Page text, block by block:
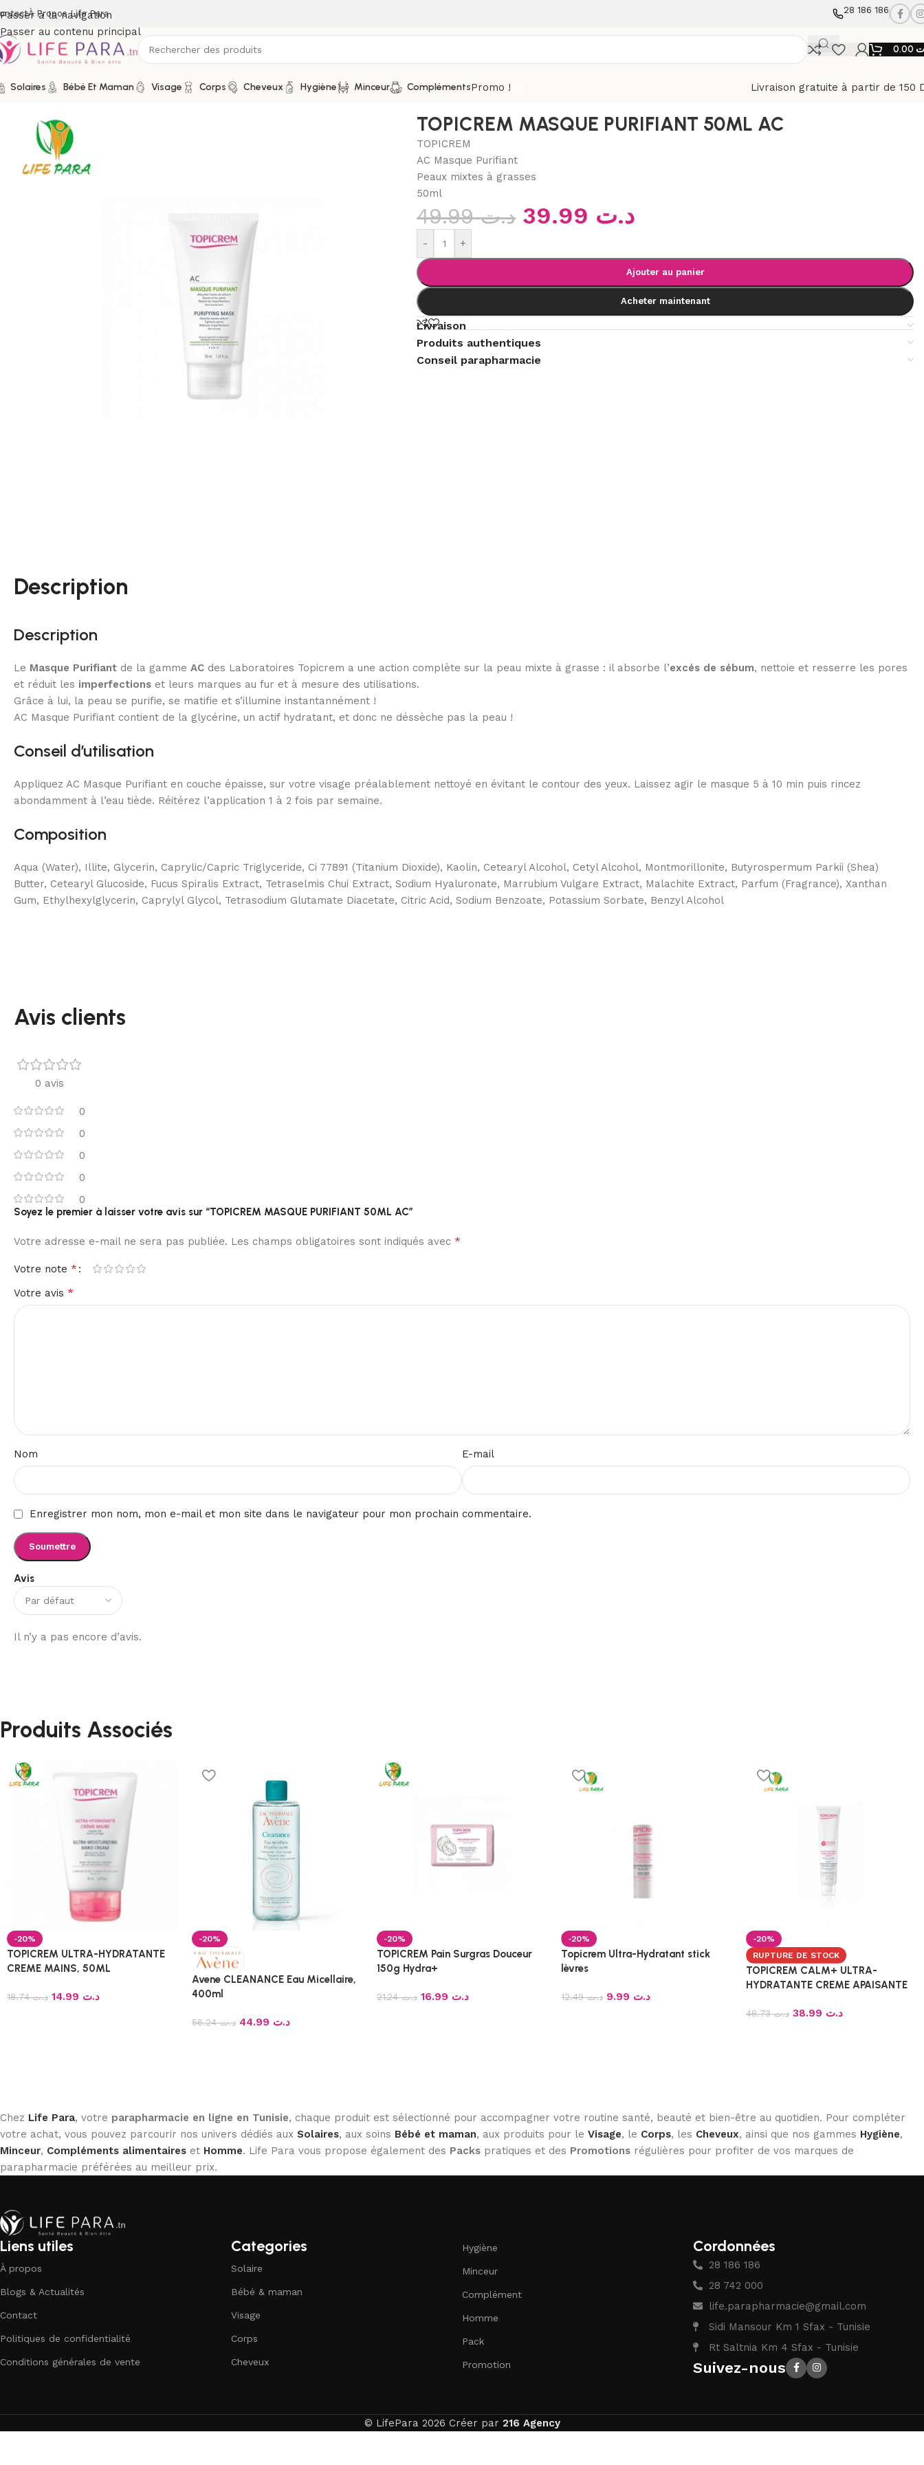
Passer à la navigation
Passer au contenu principal
À Propos Life Para 28 186 186
Solaires Bébé Et Maman Visage Corps Cheveux Hygiène Minceur ComplémentsPromo !
Livraison gratuite à partir de 150
/Boutique Soins peau grasse, mixte et acné Purifiants TOPICREM MASQUE PURIFIANT 50ML AC
TOPICREM MASQUE PURIFIANT 50ML AC
TOPICREM
AC Masque Purifiant
Peaux mixtes à grasses
50ml
د.ت49.99 د.ت
- +
Ajouter au panier
Acheter maintenant
Livraison
Produits authentiques
Conseil parapharmacie
Description
Description
Le Masque Purifiant de la gamme AC des Laboratoires Topicrem a une action complète sur la peau mixte à grasse : il absorbe l’excés de sébum, nettoie et resserre les pores
et réduit les imperfections et leurs marques au fur et à mesure des utilisations.
Grâce à lui, la peau se purifie, se matifie et s’illumine instantannément !
AC Masque Purifiant contient de la glycérine, un actif hydratant, et donc ne déssèche pas la peau !
Conseil d’utilisation
Appliquez AC Masque Purifiant en couche épaisse, sur votre visage préalablement nettoyé en évitant le contour des yeux. Laissez agir le masque 5 à 10 min puis rincez
abondamment à l’eau tiède. Réitérez l’application 1 à 2 fois par semaine.
Composition
Aqua (Water), Illite, Glycerin, Caprylic/Capric Triglyceride, Ci 77891 (Titanium Dioxide), Kaolin, Cetearyl Alcohol, Cetyl Alcohol, Montmorillonite, Butyrospermum Parkii (Shea)
Butter, Cetearyl Glucoside, Fucus Spiralis Extract, Tetraselmis Chui Extract, Sodium Hyaluronate, Marrubium Vulgare Extract, Malachite Extract, Parfum (Fragrance), Xanthan
Gum, Ethylhexylglycerin, Caprylyl Glycol, Tetrasodium Glutamate Diacetate, Citric Acid, Sodium Benzoate, Potassium Sorbate, Benzyl Alcohol
Avis clients
0 avis
0
0
0
0
0
Avis
Il n’y a pas encore d’avis.
Soyez le premier à laisser votre avis sur “TOPICREM MASQUE PURIFIANT 50ML AC”
Votre adresse e-mail ne sera pas publiée. Les champs obligatoires sont indiqués avec *
Votre note *
Votre avis *
Nom E-mail
Enregistrer mon nom, mon e-mail et mon site dans le navigateur pour mon prochain commentaire.
Produits Associés
-20%
TOPICREM ULTRA-HYDRATANTE
CREME MAINS, 50ML
د.ت18.74 د.ت
-20%
Avene CLEANANCE Eau Micellaire,
400ml
د.ت56.24 د.ت
-20%
TOPICREM Pain Surgras Douceur
150g Hydra+
د.ت21.24 د.ت
-20%
Topicrem Ultra-Hydratant stick
lèvres
د.ت12.49 د.ت
-20%
RUPTURE DE STOCK
TOPICREM CALM+ ULTRA-
HYDRATANTE CREME APAISANTE
د.ت48.73 د.ت
Chez Life Para, votre parapharmacie en ligne en Tunisie, chaque produit est sélectionné pour accompagner votre routine santé, beauté et bien-être au quotidien. Pour compléter
votre achat, vous pouvez parcourir nos univers dédiés aux Solaires, aux soins Bébé et maman, aux produits pour le Visage, le Corps, les Cheveux, ainsi que nos gammes Hygiène,
Minceur, Compléments alimentaires et Homme. Life Para vous propose également des Packs pratiques et des Promotions régulières pour profiter de vos marques de
parapharmacie préférées au meilleur prix.
Liens utiles
À propos
Blogs & Actualités
Contact
Politiques de confidentialité
Conditions générales de vente
Categories
Solaire
Bébé & maman
Visage
Corps
Cheveux
Hygiène
Minceur
Complément
Homme
Pack
Promotion
Cordonnées
28 186 186
28 742 000
life.parapharmacie@gmail.com
Sidi Mansour Km 1 Sfax - Tunisie
Rt Saltnia Km 4 Sfax - Tunisie
Suivez-nous
© LifePara 2026 Créer par 216 Agency